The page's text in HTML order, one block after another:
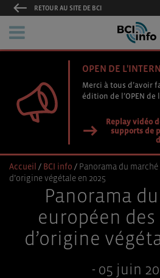
RETOUR AU SITE DE BCI
OPEN DE
Merci à tous d’avoir
édition de l’OPEN
Replay vidéo
supports de
Accueil / BCI info / Panorama du
d’origine végétale en 2025
Panorama
européen
d’origine
- 05 juin